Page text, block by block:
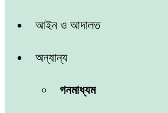
আইন ও আদালত
অন্যান্য
গনমাধ্যম